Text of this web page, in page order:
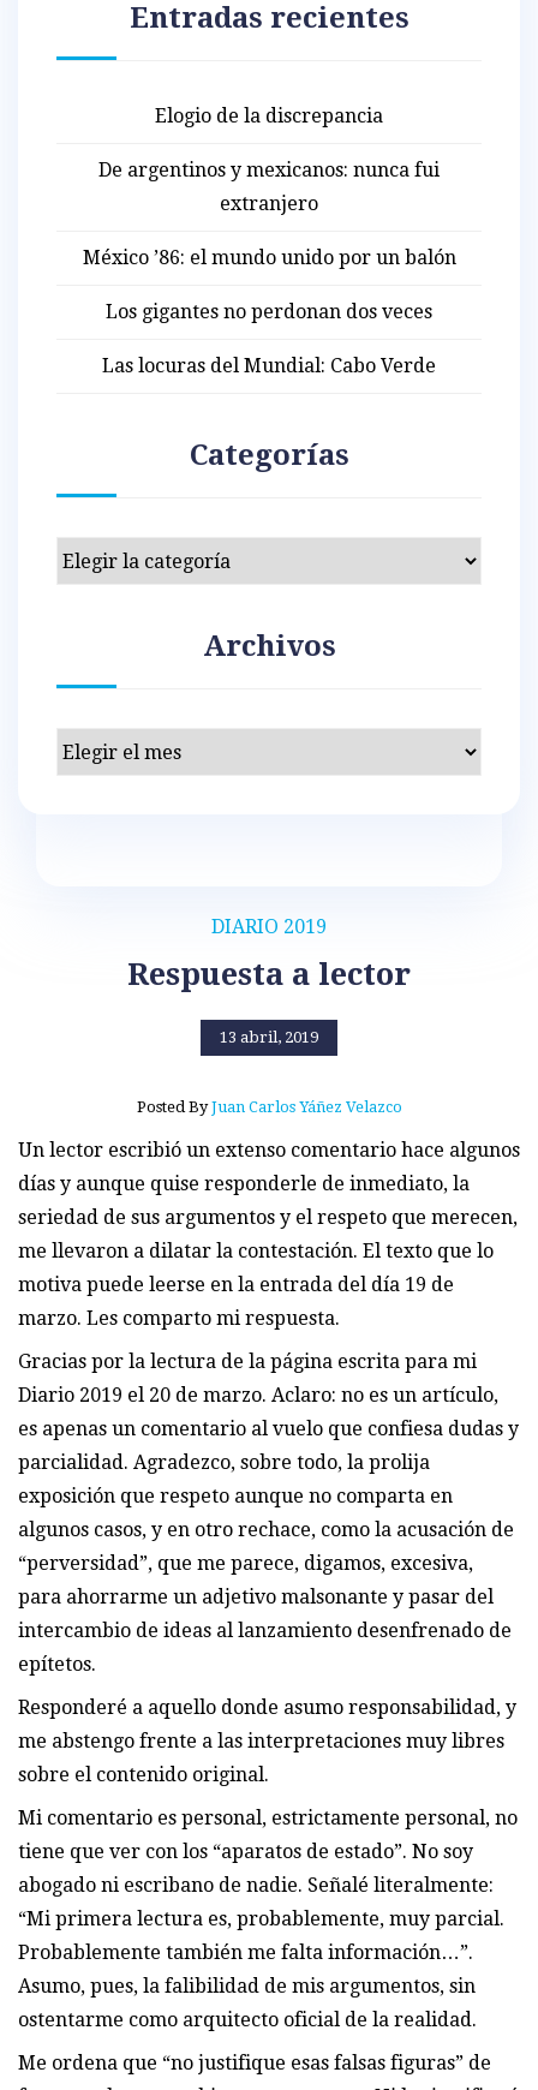
DIARIO 2019
Respuesta a lector
13 abril, 2019
Posted ByJuan Carlos Yáñez Velazco
Un lector escribió un extenso comentario hace algunos
días y aunque quise responderle de inmediato, la
seriedad de sus argumentos y el respeto que merecen,
me llevaron a dilatar la contestación. El texto que lo
motiva puede leerse en la entrada del día 19 de
marzo. Les comparto mi respuesta.
Gracias por la lectura de la página escrita para mi
Diario 2019 el 20 de marzo. Aclaro: no es un artículo,
es apenas un comentario al vuelo que confiesa dudas y
parcialidad. Agradezco, sobre todo, la prolija
exposición que respeto aunque no comparta en
algunos casos, y en otro rechace, como la acusación de
“perversidad”, que me parece, digamos, excesiva,
para ahorrarme un adjetivo malsonante y pasar del
intercambio de ideas al lanzamiento desenfrenado de
epítetos.
Responderé a aquello donde asumo responsabilidad, y
me abstengo frente a las interpretaciones muy libres
sobre el contenido original.
Mi comentario es personal, estrictamente personal, no
tiene que ver con los “aparatos de estado”. No soy
abogado ni escribano de nadie. Señalé literalmente:
“Mi primera lectura es, probablemente, muy parcial.
Probablemente también me falta información…”.
Asumo, pues, la falibilidad de mis argumentos, sin
ostentarme como arquitecto oficial de la realidad.
Me ordena que “no justifique esas falsas figuras” de
Entradas recientes
Elogio de la discrepancia
De argentinos y mexicanos: nunca fui
extranjero
México ’86: el mundo unido por un balón
Los gigantes no perdonan dos veces
Las locuras del Mundial: Cabo Verde
Categorías
Categorías
Archivos
Archivos